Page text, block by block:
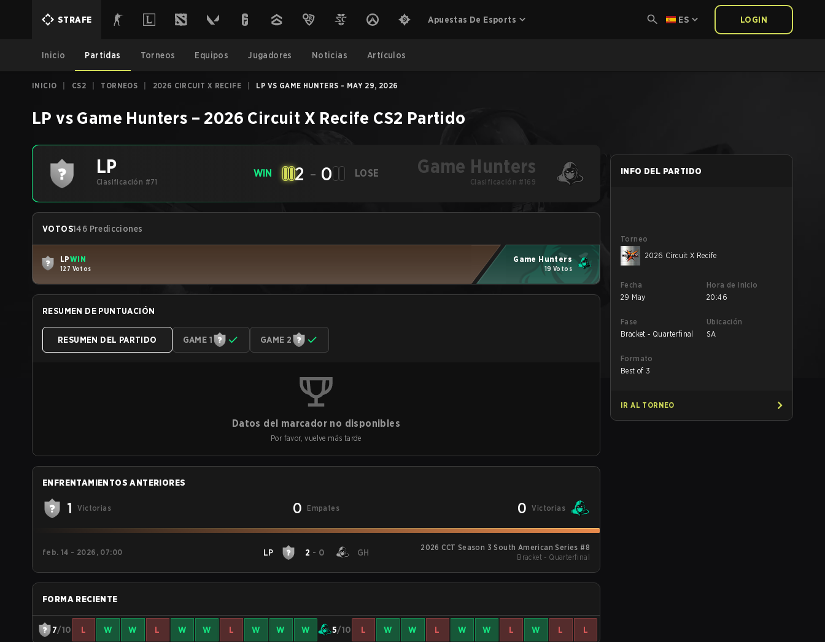
STRAFE Apuestas De Esports ES LOGIN
Inicio Partidas Torneos Equipos Jugadores Noticias Artículos
INICIO CS2 TORNEOS 2026 CIRCUIT X RECIFE LP VS GAME HUNTERS - MAY 29, 2026
LP vs Game Hunters – 2026 Circuit X Recife CS2 Partido
LP
Clasificación #71
WIN 2 - 0 LOSE Game Hunters
Clasificación #169
VOTOS146 Predicciones
LPWIN
127 Votos
Game Hunters
19 Votos
RESUMEN DE PUNTUACIÓN
RESUMEN DEL PARTIDO GAME 1 GAME 2
Datos del marcador no disponibles
Por favor, vuelve más tarde
ENFRENTAMIENTOS ANTERIORES
1 Victorias 0 Empates 0 Victorias
feb. 14 - 2026, 07:00 LP 2 - 0 GH
2026 CCT Season 3 South American Series #8
Bracket - Quarterfinal
FORMA RECIENTE
7/10 L W W L W W L W W W 5/10 L W W L W W L W L L
INFO DEL PARTIDO
Torneo
2026 Circuit X Recife
Fecha
29 May
Hora de inicio
20:46
Fase
Bracket - Quarterfinal
Ubicación
SA
Formato
Best of 3
IR AL TORNEO